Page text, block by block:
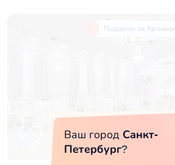
Ваш город Санкт-
Петербург?